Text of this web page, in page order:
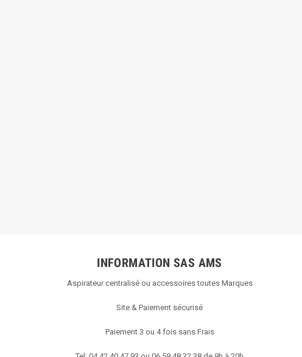
INFORMATION SAS AMS
Aspirateur centralisé ou accessoires toutes Marques
Site & Paiement sécurisé
Paiement 3 ou 4 fois sans Frais